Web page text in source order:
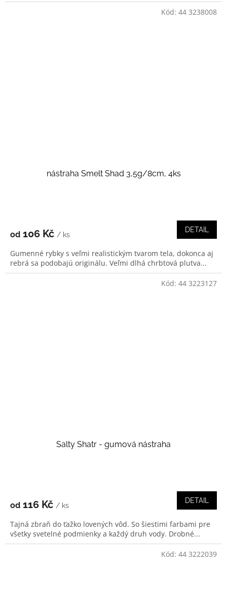
nástraha Smelt Shad 3,5g/8cm, 4ks
od 106 Kč / ks
DETAIL
Gumenné rybky s veľmi realistickým tvarom tela, dokonca aj
rebrá sa podobajú originálu. Veľmi dlhá chrbtová plutva...
Kód: 44 3238008
Salty Shatr - gumová nástraha
od 116 Kč / ks
DETAIL
Tajná zbraň do ťažko lovených vôd. So šiestimi farbami pre
všetky svetelné podmienky a každý druh vody. Drobné...
Kód: 44 3223127
Kód: 44 3222039